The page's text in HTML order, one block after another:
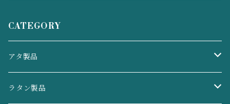
CATEGORY
アタ製品
アクセサリーケース・印鑑入れ・リングケース
ラタン製品